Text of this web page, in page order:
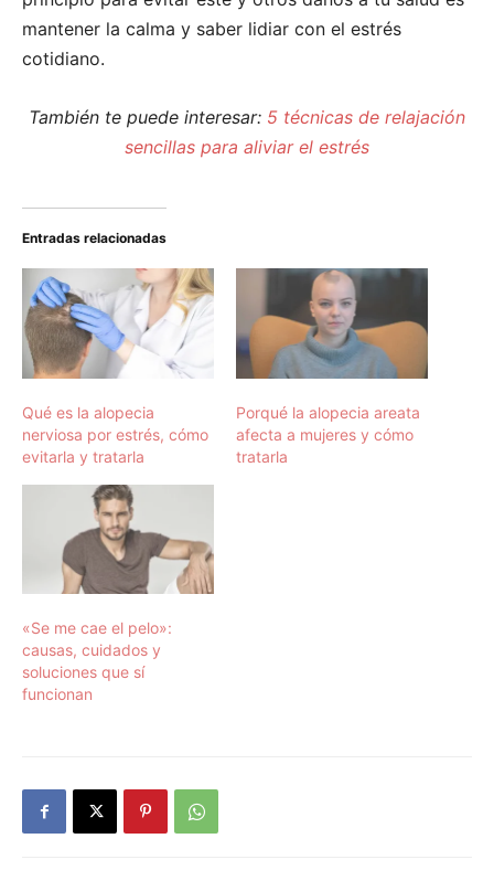
mantener la calma y saber lidiar con el estrés
cotidiano.
También te puede interesar: 5 técnicas de relajación
sencillas para aliviar el estrés
Entradas relacionadas
Qué es la alopecia
nerviosa por estrés, cómo
evitarla y tratarla
Porqué la alopecia areata
afecta a mujeres y cómo
tratarla
«Se me cae el pelo»:
causas, cuidados y
soluciones que sí
funcionan